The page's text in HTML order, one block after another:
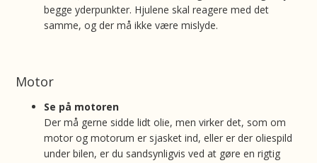
begge yderpunkter. Hjulene skal reagere med det
samme, og der må ikke være mislyde.
Motor
Se på motoren
Der må gerne sidde lidt olie, men virker det, som om
motor og motorum er sjasket ind, eller er der oliespild
under bilen, er du sandsynligvis ved at gøre en rigtig